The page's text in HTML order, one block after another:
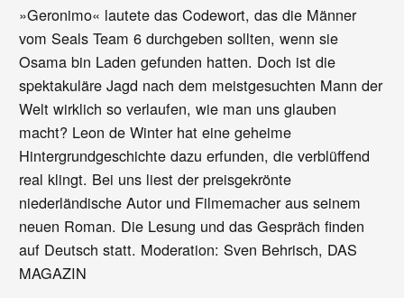
»Geronimo« lautete das Codewort, das die Männer
vom Seals Team 6 durchgeben sollten, wenn sie
Osama bin Laden gefunden hatten. Doch ist die
spektakuläre Jagd nach dem meistgesuchten Mann der
Welt wirklich so verlaufen, wie man uns glauben
macht? Leon de Winter hat eine geheime
Hintergrundgeschichte dazu erfunden, die verblüffend
real klingt. Bei uns liest der preisgekrönte
niederländische Autor und Filmemacher aus seinem
neuen Roman. Die Lesung und das Gespräch finden
auf Deutsch statt. Moderation: Sven Behrisch, DAS
MAGAZIN